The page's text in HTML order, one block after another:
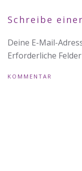
Schreibe
Deine E-Mail-
Erforderliche
KOMMENTAR